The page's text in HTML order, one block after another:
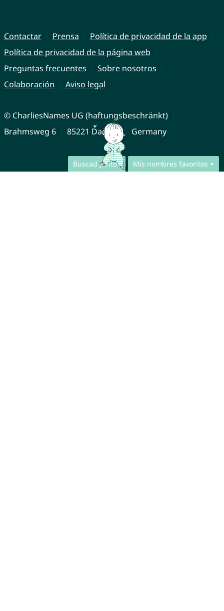
Buscad juntos Mis nombres favoritos
Contactar Prensa
Política de privacidad de la app
Política de privacidad de la página web
Preguntas frecuentes
Sobre nosotros
Colaboración
Aviso legal
© CharliesNames UG (haftungsbeschränkt)
Brahmsweg 6
85221 Dachau Germany